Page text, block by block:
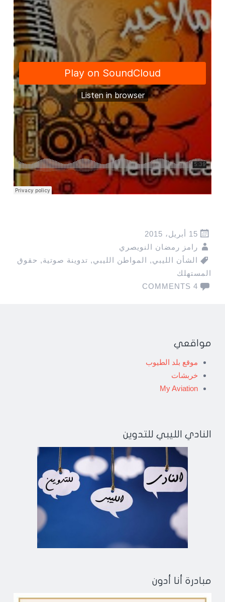
15 أبريل، 2015
رامز رمضان النويصري
الشأن الليبي, المواطن الليبي, تدوينة صوتية, حقوق
المستهلك
4 COMMENTS
مواقعي
موقع بلد الطيوب
خربشات
My Aviation
النادي الليبي للتدوين
مبادرة أنا أدون